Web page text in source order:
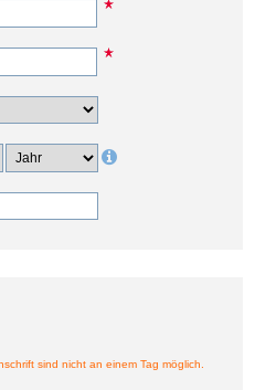
sind nicht an einem Tag möglich.